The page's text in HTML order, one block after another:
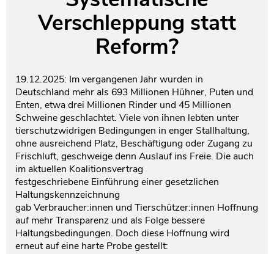
Verschleppung statt
Reform?
19.12.2025: Im vergangenen Jahr wurden in
Deutschland mehr als 693 Millionen Hühner, Puten und
Enten, etwa drei Millionen Rinder und 45 Millionen
Schweine geschlachtet. Viele von ihnen lebten unter
tierschutzwidrigen Bedingungen in enger Stallhaltung,
ohne ausreichend Platz, Beschäftigung oder Zugang zu
Frischluft, geschweige denn Auslauf ins Freie. Die auch
im aktuellen Koalitionsvertrag
festgeschriebene Einführung einer gesetzlichen
Haltungskennzeichnung
gab Verbraucher:innen und Tierschützer:innen Hoffnung
auf mehr Transparenz und als Folge bessere
Haltungsbedingungen. Doch diese Hoffnung wird
erneut auf eine harte Probe gestellt:
Testament und Nachlass
Netzwerk- und Kooperationspartner